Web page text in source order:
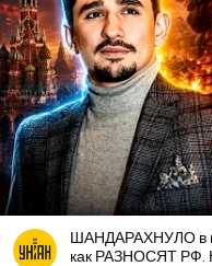
ШАНДАРАХНУЛО в
как РАЗНОСЯТ